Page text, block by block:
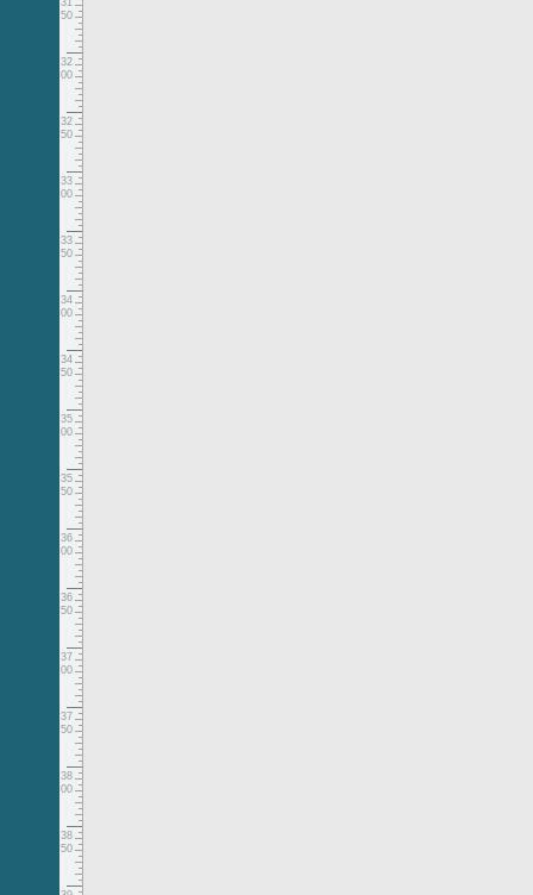
31
50
32
00
32
50
33
00
33
50
34
00
34
50
35
00
35
50
36
00
36
50
37
00
37
50
38
00
38
50